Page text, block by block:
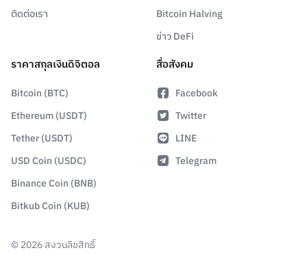
ติดต่อเรา
Bitcoin Halving
ข่าว DeFi
ราคาสกุลเงินดิจิตอล
Bitcoin (BTC)
Ethereum (USDT)
Tether (USDT)
USD Coin (USDC)
Binance Coin (BNB)
Bitkub Coin (KUB)
สื่อสังคม
Facebook
Twitter
LINE
Telegram
© 2026สงวนลิขสิทธิ์